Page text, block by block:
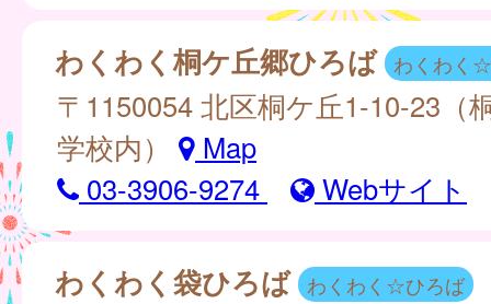
わくわく桐ケ丘郷ひろば わくわく
〒1150054 北区桐ケ丘1-10-23（
学校内）
Map
03-3906-9274
Webサイト
わくわく袋ひろば わくわく☆ひろば